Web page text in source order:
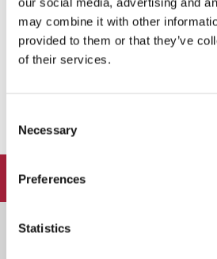
may combine it with other
provided to them or that they’ve
of their services.
Selection
Necessary
Preferences
Statistics
NEXT STORY
Ny restaurantfestival: Spis og støt
FOLLOW: